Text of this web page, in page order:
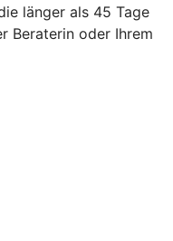
länger als 45 Tage
Beraterin oder Ihrem